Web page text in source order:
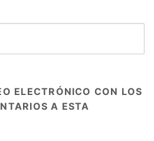
ELECTRÓNICO CON LOS
A ESTA